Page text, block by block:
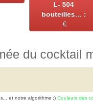
L- 504
bouteilles… :
€
du cocktail
et notre algorithme ;) Couleurs des